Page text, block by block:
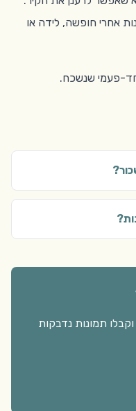
אחרי חופשה, לידה או
חד-פעמי שנשכח.
תמונות נדבקות